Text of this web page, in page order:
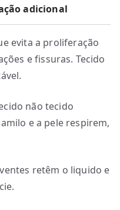
adicional
evita a proliferação
e fissuras. Tecido
não tecido
e a pele respirem,
retêm o liquido e